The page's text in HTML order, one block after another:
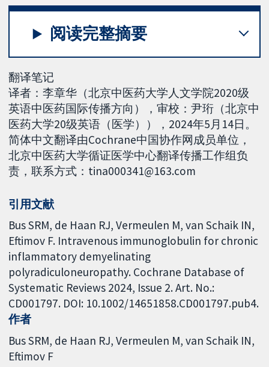
阅读完整摘要
翻译笔记
译者：李章华（北京中医药大学人文学院2020级
英语中医药国际传播方向），审校：尹珩（北京中
医药大学20级英语（医学）），2024年5月14日。
简体中文翻译由Cochrane中国协作网成员单位，
北京中医药大学循证医学中心翻译传播工作组负
责，联系方式：tina000341@163.com
引用文献
Bus SRM, de Haan RJ, Vermeulen M, van Schaik IN,
Eftimov F. Intravenous immunoglobulin for chronic
inflammatory demyelinating
polyradiculoneuropathy. Cochrane Database of
Systematic Reviews 2024, Issue 2. Art. No.:
CD001797. DOI: 10.1002/14651858.CD001797.pub4.
作者
Bus SRM de Haan RJ Vermeulen M van Schaik IN
Eftimov F